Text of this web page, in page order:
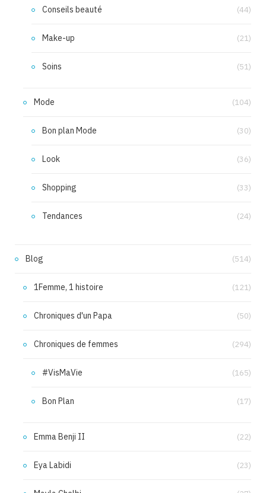
Conseils beauté (44)
Make-up (21)
Soins (51)
Mode (104)
Bon plan Mode (30)
Look (36)
Shopping (33)
Tendances (24)
Blog (514)
1Femme, 1 histoire (121)
Chroniques d'un Papa (50)
Chroniques de femmes (294)
#VisMaVie (165)
Bon Plan (17)
Emma Benji II (22)
Eya Labidi (23)